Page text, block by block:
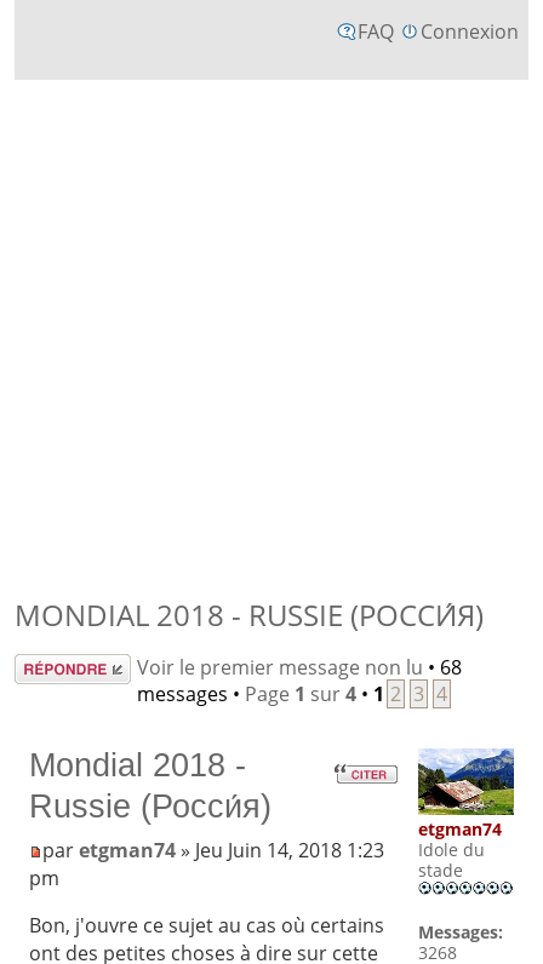
FAQ Connexion
MONDIAL 2018 - RUSSIE (РОССИ́Я)
Répondre Voir le premier message non lu • 68
messages • Page 1 sur4• 1 2 3 4
Mondial 2018 -
Russie (Росси́я)
paretgman74» Jeu Juin 14, 2018 1:23
pm
Bon, j'ouvre ce sujet au cas où certains
ont des petites choses à dire sur cette
etgman74
Idole du
stade
Messages:
3268